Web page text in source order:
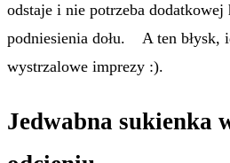
odstaje i nie potrzeba
podniesienia dołu. A ten błysk,
wystrzalowe imprezy :).
Jedwabna sukienka